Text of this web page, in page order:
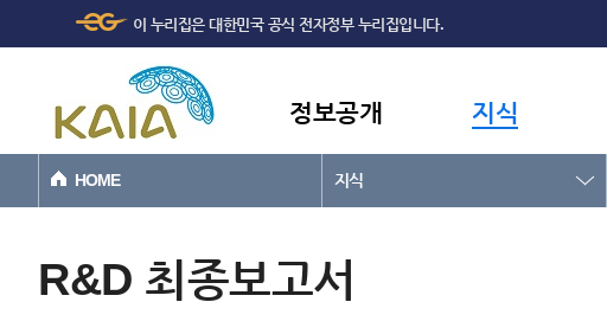
본문바로가기
이 누리집은 대한민국 공식 전자정부 누리집입니다.
정보공개 지식
HOME 지식
R&D 최종보고서